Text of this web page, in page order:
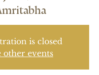
is closed
other events